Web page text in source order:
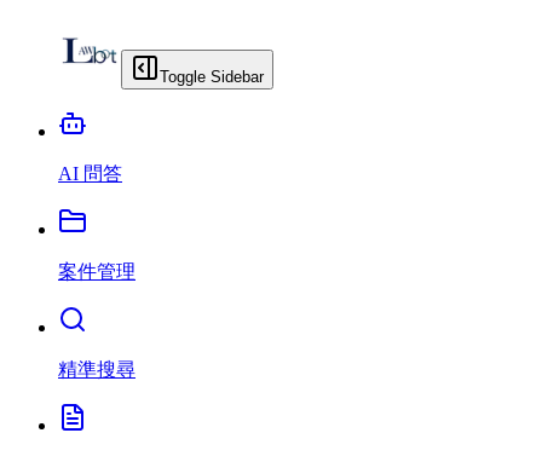
Toggle Sidebar
AI 問答
案件管理
精準搜尋